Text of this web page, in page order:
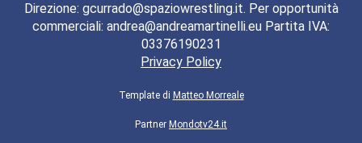
Direzione: gcurrado@spaziowrestling.it. Per opportunità
commerciali: andrea@andreamartinelli.eu Partita IVA:
03376190231
Privacy Policy
Template di Matteo Morreale
Partner Mondotv24.it